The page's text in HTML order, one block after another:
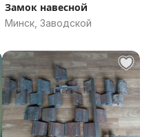
Замок навесной
Минск, Заводской